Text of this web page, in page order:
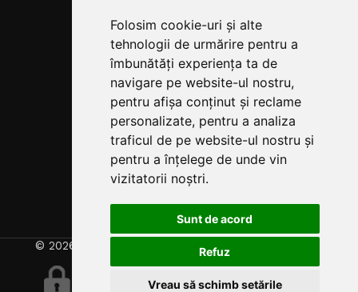
Folosim cookie-uri și alte
tehnologii de urmărire pentru a
îmbunătăți experiența ta de
navigare pe website-ul nostru,
pentru afișa conținut și reclame
personalizate, pentru a analiza
traficul de pe website-ul nostru și
pentru a înțelege de unde vin
vizitatorii noștri.
Sunt de acord
Refuz
Vreau să schimb setările
transport
Fonduri
Europene
Centru Spa
Parteneriate
B2B pentru
Soluții de
Wellness și
Saune
BANK
© 2026 | Powered by